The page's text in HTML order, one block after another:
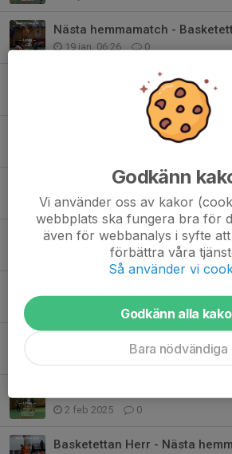
Nästa hemmamatch -
19 jan, 06:26 0
Årets sista hemmamatch i
0
Nästa hemmamatch-
Nästa hemmamatch -
7 nov 2025 0
Nästa hemmamatch -
19 okt 2025 0
0
2 feb 2025 0
Basketettan Herr - Nästa
Godkänn
Vi använder oss av kakor
webbplats ska fungera bra för
även för webbanalys i syfte
förbättra våra
Så använder vi
Godkänn alla
Bara nödvändiga